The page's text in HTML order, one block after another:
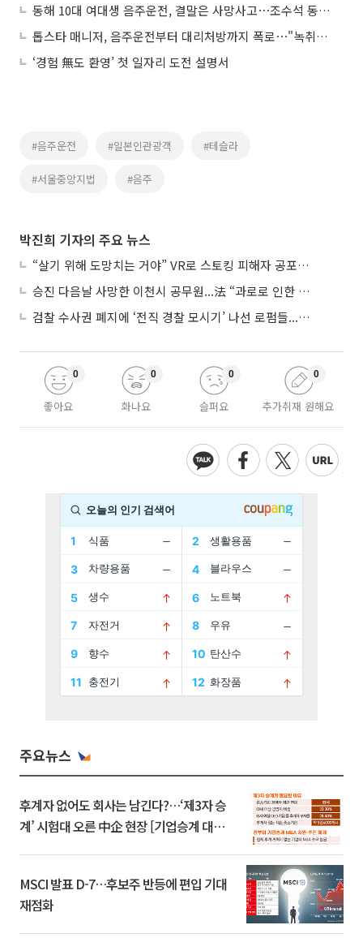
동해 10대 여대생 음주운전, 결말은 사망사고⋯조수석 동승자 숨져
톱스타 매니저, 음주운전부터 대리처방까지 폭로⋯"녹취있지만 보복두려워"
‘경험 無도 환영’ 첫 일자리 도전 설명서
#음주운전 #일본인관광객 #테슬라
#서울중앙지법 #음주
박진희 기자의 주요 뉴스
“살기 위해 도망치는 거야” VR로 스토킹 피해자 공포 마주한 수형자들
승진 다음날 사망한 이천시 공무원...法 “과로로 인한 순직”
검찰 수사권 폐지에 ‘전직 경찰 모시기’ 나선 로펌들...“경찰수사 대응 강화”
좋아요
0
화나요
0
슬퍼요
0
추가취재 원해요
0
주요뉴스
후계자 없어도 회사는 남긴다?…‘제3자 승
계’ 시험대 오른 中企 현장 [기업승계 대전
MSCI 발표 D-7…후보주 반등에 편입 기대
재점화